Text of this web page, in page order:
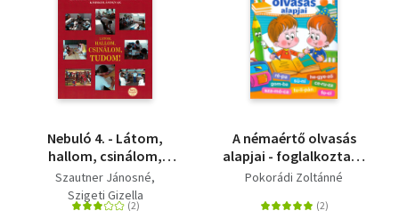
Nebuló 4. - Látom,
hallom, csinálom,
tudom!
Képességfejlesztő
feladatgyűjtemény
Szautner Jánosné
Szigeti Gizella
A némaértő olvasás
alapjai - foglalkoztató
munkafüzet 1.
Pokorádi Zoltánné